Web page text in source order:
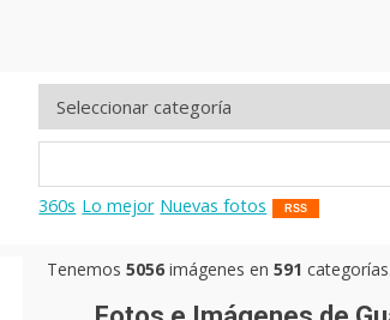
360s Lo mejor Nuevas fotos RSS
Tenemos5056 imágenes en591 categorías.